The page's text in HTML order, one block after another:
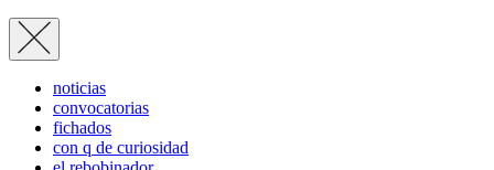
noticias
convocatorias
fichados
con q de curiosidad